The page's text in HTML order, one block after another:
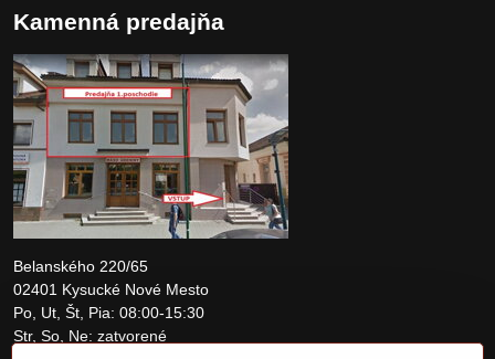
Kamenná predajňa
Belanského 220/65
02401 Kysucké Nové Mesto
Po, Ut, Št, Pia: 08:00-15:30
Str, So, Ne: zatvorené